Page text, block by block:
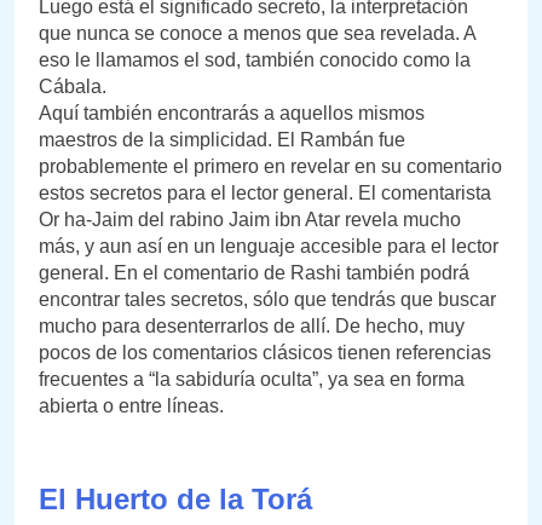
Luego está el significado secreto, la interpretación
que nunca se conoce a menos que sea revelada. A
eso le llamamos el sod, también conocido como la
Cábala.
Aquí también encontrarás a aquellos mismos
maestros de la simplicidad. El Rambán fue
probablemente el primero en revelar en su comentario
estos secretos para el lector general. El comentarista
Or ha-Jaim del rabino Jaim ibn Atar revela mucho
más, y aun así en un lenguaje accesible para el lector
general. En el comentario de Rashi también podrá
encontrar tales secretos, sólo que tendrás que buscar
mucho para desenterrarlos de allí. De hecho, muy
pocos de los comentarios clásicos tienen referencias
frecuentes a “la sabiduría oculta”, ya sea en forma
abierta o entre líneas.
El Huerto de la Torá